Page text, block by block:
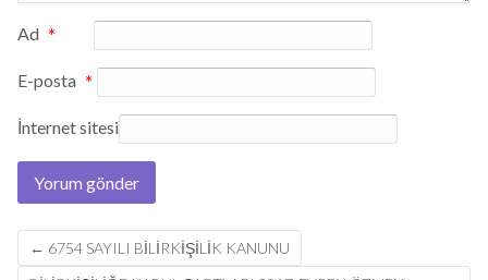
Ad *
E-posta *
İnternet sitesi
Post
navigation
← 6754 SAYILI BILIRKIŞILIK KANUNU